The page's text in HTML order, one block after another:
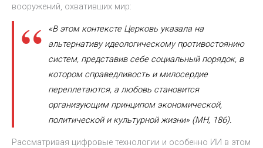
вооружений, охвативших мир:
«В этом контексте Церковь указала на
альтернативу идеологическому противостоянию
систем, представив себе социальный порядок, в
котором справедливость и милосердие
переплетаются, а любовь становится
организующим принципом экономической,
политической и культурной жизни» (MH, 186).
Рассматривая цифровые технологии и особенно ИИ в этом